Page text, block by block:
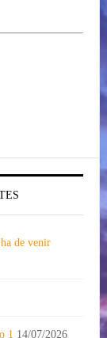
de venir
1 14/07/2026